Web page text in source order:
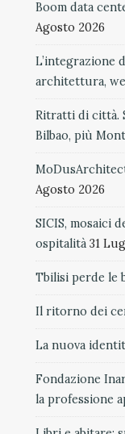
Boom data
Agosto 2026
L’integrazione
architettura,
Ritratti di città.
Bilbao, più
Agosto 2026
SICIS, mosaici
ospitalità 31
Tbilisi perde le
Il ritorno dei
La nuova
Fondazione
la professione